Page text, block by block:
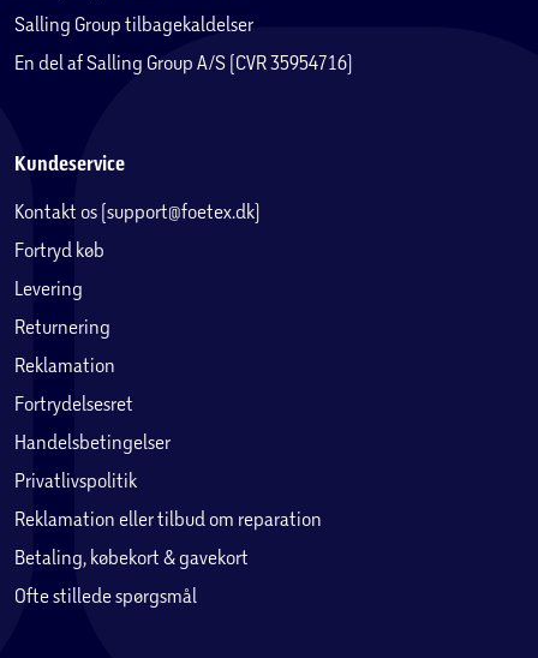
Salling Group tilbagekaldelser
En del af Salling Group A/S (CVR 35954716)
Kundeservice
Kontakt os (support@foetex.dk)
Fortryd køb
Levering
Returnering
Reklamation
Fortrydelsesret
Handelsbetingelser
Privatlivspolitik
Reklamation eller tilbud om reparation
Betaling, købekort & gavekort
Ofte stillede spørgsmål